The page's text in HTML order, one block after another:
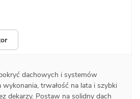
dachowych i systemów
wykonania, trwałość na lata i szybki
dekarzy. Postaw na solidny dach